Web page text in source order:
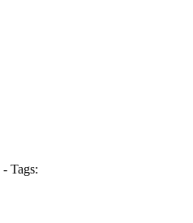
- Tags: